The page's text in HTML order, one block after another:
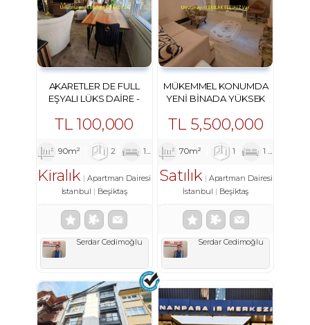
AKARETLER DE FULL
EŞYALI LÜKS DAIRE -
TL100,000
90m² 2 1 1
Kiralık
Apartman Dairesi
İstanbul
Beşiktaş
Serdar Cedimoğlu
MÜKEMMEL KONUMDA
YENI BINADA YÜKSEK
DAIRE
TL 5,500,000
70m² 1 1
Satılık
Apartman Dairesi
İstanbul
Beşiktaş
Serdar Cedimoğlu